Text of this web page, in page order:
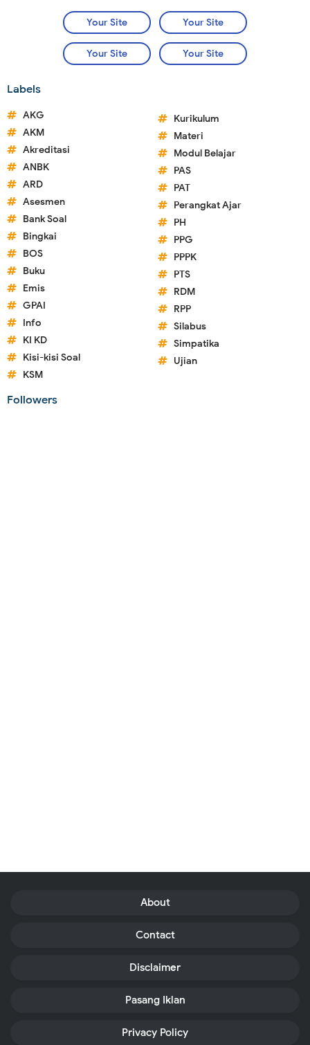
Your Site Your Site
Your Site Your Site
Labels
AKG
AKM
Akreditasi
ANBK
ARD
Asesmen
Bank Soal
Bingkai
BOS
Buku
Emis
GPAI
Info
KI KD
Kisi-kisi Soal
KSM
Kurikulum
Materi
Modul Belajar
PAS
PAT
Perangkat Ajar
PH
PPG
PPPK
PTS
RDM
RPP
Silabus
Simpatika
Ujian
Followers
About
Contact
Disclaimer
Pasang Iklan
Privacy Policy